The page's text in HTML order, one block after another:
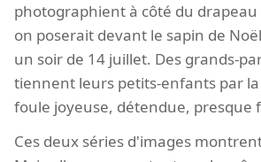
photographient à côté du
on poserait devant le sapin de
un soir de 14 juillet. Des grands-
tiennent leurs petits-enfants par
foule joyeuse, détendue, presque
Ces deux séries d'images